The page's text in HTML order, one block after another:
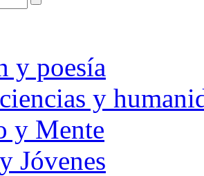
y poesía
y
y Mente
Jóvenes